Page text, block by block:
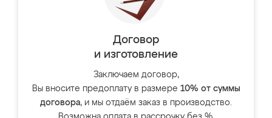
Договор
и изготовление
Заключаем договор,
Вы вносите предоплату в размере 10% от суммы
договора, и мы отдаём заказ в производство.